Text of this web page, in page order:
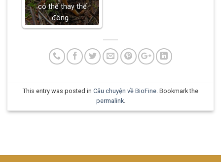
có thể thay thế
đông…
This entry was posted in Câu chuyện về BioFine. Bookmark the
permalink.